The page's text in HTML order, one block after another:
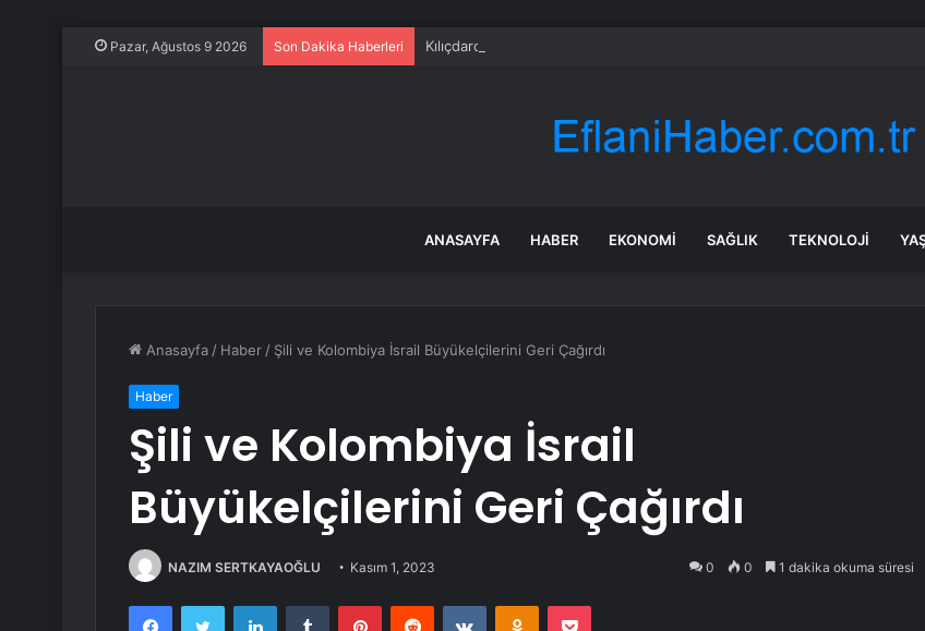
Pazar, Ağustos 9 2026 Son Dakika Haberleri Kılıçdaroğlu ilk röportajı verdi: İktidar yürüyüşümüz başlamıştır; arınacağız,
ANASAYFA HABER EKONOMI SAĞLIK TEKNOLOJI
Anasayfa / Haber / Şili ve Kolombiya İsrail Büyükelçilerini Geri Çağırdı
Haber
Şili ve Kolombiya İsrail
Büyükelçilerini Geri Çağırdı
NAZIM SERTKAYAOĞLU Kasım 1, 2023 0 0 1 dakika okuma süresi
FacebookTwitter LinkedInTumblr PinterestReddit VKontakteOdnoklassniki
Pocket